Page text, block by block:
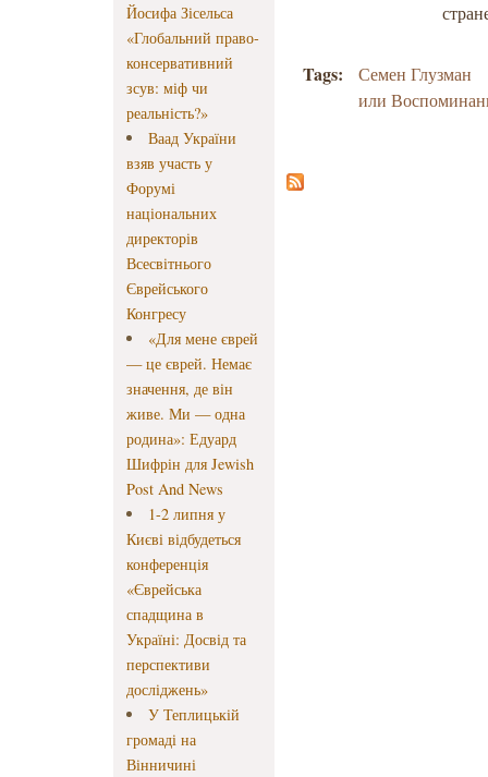
Йосифа Зісельса
«Глобальний право-
консервативний
зсув: міф чи
реальність?»
Ваад України
взяв участь у
Форумі
національних
директорів
Всесвітнього
Єврейського
Конгресу
«Для мене єврей
— це єврей. Немає
значення, де він
живе. Ми — одна
родина»: Едуард
Шифрін для Jewish
Post And News
1-2 липня у
Києві відбудеться
конференція
«Єврейська
спадщина в
Україні: Досвід та
перспективи
досліджень»
У Теплицькій
громаді на
Вінничині
Tags:
Семен Глузман
или